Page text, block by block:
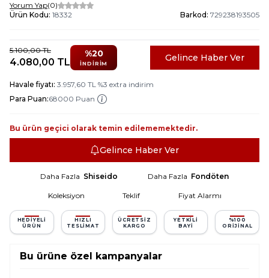
Yorum Yap(0)
Ürün Kodu: 18332 Barkod: 729238193505
5.100,00TL
4.080,00 TL
%20
İNDIRIM
Gelince Haber Ver
Havale fiyatı: 3.957,60 TL %3 extra indirim
Para Puan:68000 Puan
Bu ürün geçici olarak temin edilememektedir.
Gelince Haber Ver
Daha Fazla Shiseido Daha Fazla Fondöten
Koleksiyon Teklif Fiyat Alarmı
HEDIYELI
ÜRÜN
HIZLI
TESLIMAT
ÜCRETSIZ
KARGO
YETKILI
BAYI
%100
ORIJINAL
Bu ürüne özel kampanyalar